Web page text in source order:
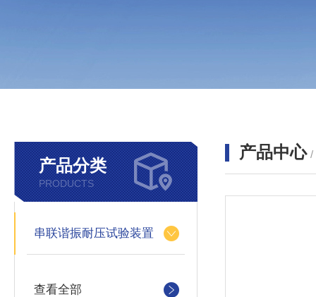
产品分类
PRODUCTS
串联谐振耐压试验装置
查看全部
产品中心 /